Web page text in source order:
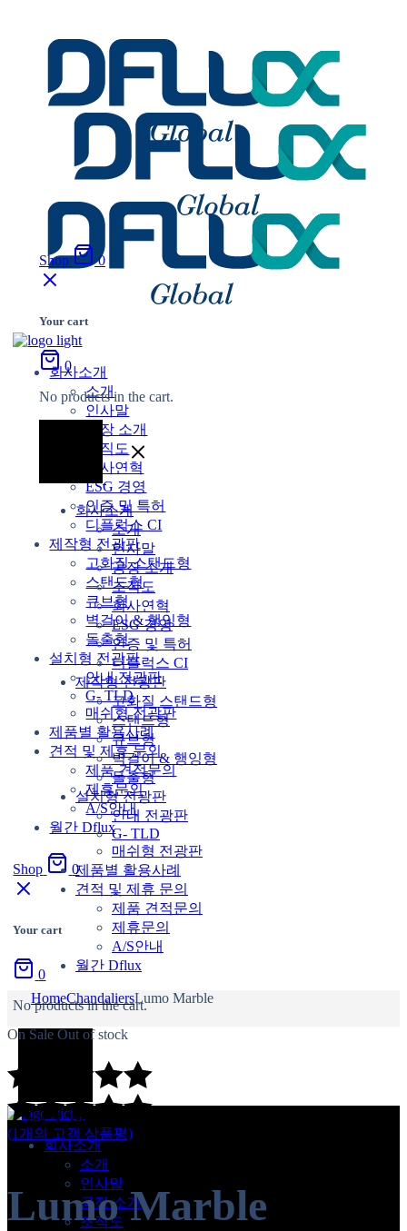
회사소개
소개
인사말
공장 소개
조직도
회사연혁
ESG 경영
인증 및 특허
디플럭스 CI
제작형 전광판
고화질 스탠드형
스탠드형
큐브형
벽걸이 & 행잉형
돌출형
설치형 전광판
안내 전광판
G- TLD
매쉬형 전광판
제품별 활용사례
견적 및 제휴 문의
제품 견적문의
제휴문의
A/S안내
월간 Dflux
Shop 0
Your cart
0
No products in the cart.
회사소개
소개
인사말
공장 소개
조직도
Shop 0
Your cart
0
No products in the cart.
회사소개
소개
인사말
공장 소개
조직도
회사연혁
ESG 경영
인증 및 특허
디플럭스 CI
제작형 전광판
고화질 스탠드형
스탠드형
큐브형
벽걸이 & 행잉형
돌출형
설치형 전광판
안내 전광판
G- TLD
매쉬형 전광판
제품별 활용사례
견적 및 제휴 문의
제품 견적문의
제휴문의
A/S안내
월간 Dflux
HomeChandaliersLumo Marble
On Sale Out of stock
(1 개의 고객 상품평)
Lumo Marble